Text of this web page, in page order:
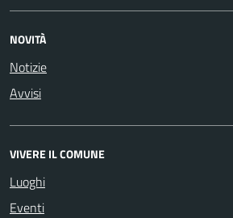
NOVITÀ
Notizie
Avvisi
VIVERE IL COMUNE
Luoghi
Eventi